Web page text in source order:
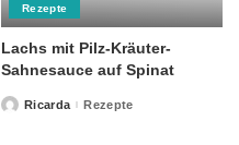
Rezepte
Lachs mit Pilz-Kräuter-
Sahnesauce auf Spinat
PostedRicarda Rezepte